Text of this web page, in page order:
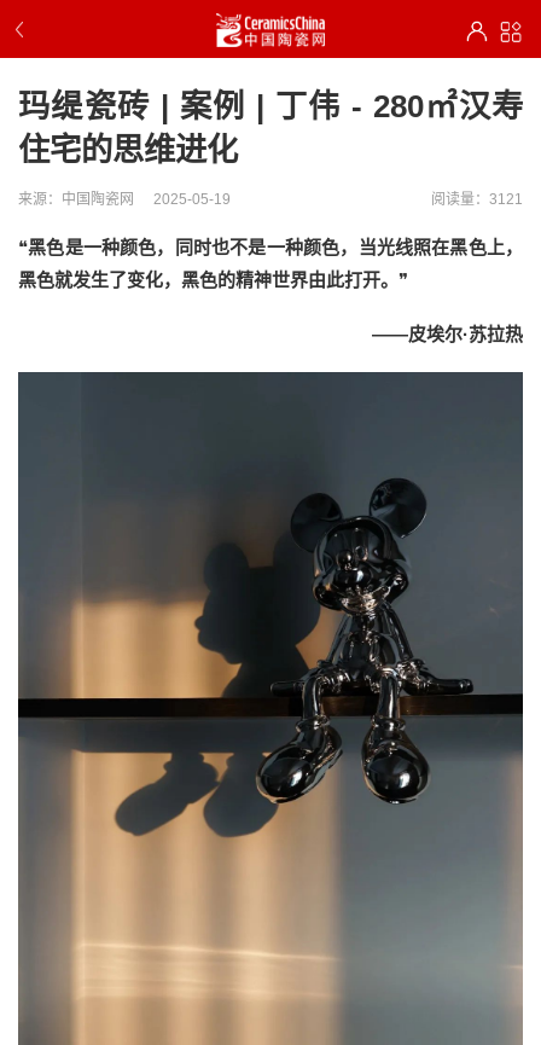
玛缇瓷砖 | 案例 | 丁伟 - 280㎡汉寿
住宅的思维进化
来源：中国陶瓷网 2025-05-19 阅读量：3121
❝黑色是一种颜色，同时也不是一种颜色，当光线照在黑色上，
黑色就发生了变化，黑色的精神世界由此打开。 ❞
——皮埃尔·苏拉热